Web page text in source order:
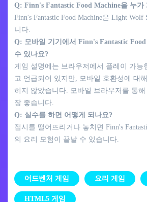
Q: Finn's Fantastic Food Machine을 누가
Finn's Fantastic Food Machine은 Light
니다.
Q: 모바일 기기에서 Finn's Fantastic
수 있나요?
게임 설명에는 브라우저에서 플레이 가능
고 언급되어 있지만, 모바일 호환성에 대
히지 않았습니다. 모바일 브라우저를 통
장 좋습니다.
Q: 실수를 하면 어떻게 되나요?
접시를 떨어뜨리거나 놓치면 Finn's
의 요리 모험이 끝날 수 있습니다.
어드벤처 게임 요리 게임
HTML5 게임